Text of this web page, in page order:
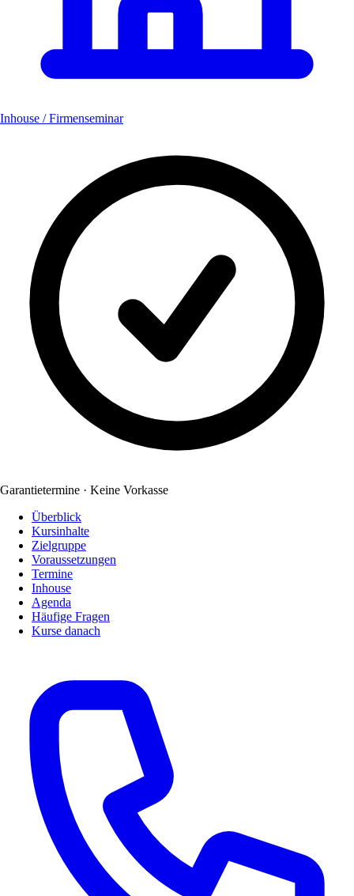
Inhouse / Firmenseminar
Garantietermine · Keine Vorkasse
Überblick
Kursinhalte
Zielgruppe
Voraussetzungen
Termine
Inhouse
Agenda
Häufige Fragen
Kurse danach